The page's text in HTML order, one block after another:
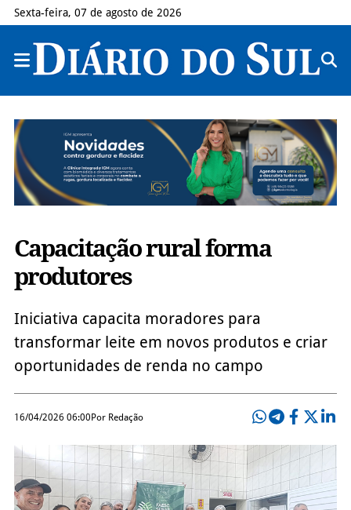
Sexta-feira, 07 de agosto de 2026
Capacitação rural forma
produtores
Iniciativa capacita moradores para
transformar leite em novos produtos e criar
oportunidades de renda no campo
16/04/2026 06:00Por Redação